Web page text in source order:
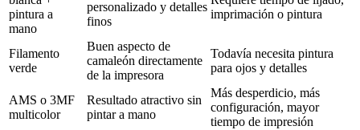
pintura a
mano
personalizado y detalles
finos
imprimación o pintura
Filamento
verde
Buen aspecto de
camaleón directamente
de la impresora
Todavía necesita pintura
para ojos y detalles
AMS o 3MF
multicolor
Resultado atractivo sin
pintar a mano
Más desperdicio, más
configuración, mayor
tiempo de impresión